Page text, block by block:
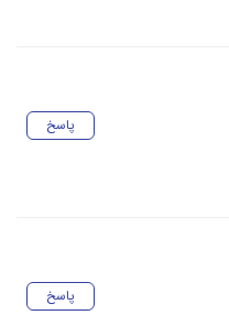
پاسخ
پاسخ